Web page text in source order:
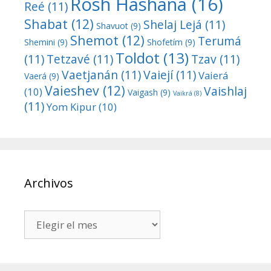
Reé (11)
Shabat (12) Shavuot (9) Shelaj Lejá (11)
Shemini (9) Shemot (12) Shofetím (9) Terumá
(11)Tetzavé (11)Toldot (13) Tzav (11)
Vaerá (9) Vaetjanán (11)Vaiejí(11)Vaierá
(10) Vaieshev (12) Vaigash (9) Vaikrá (8) Vaishlaj
(11)Yom Kipur(10)
Archivos